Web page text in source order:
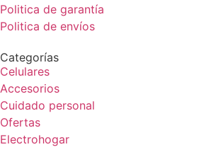
Politica de garantía
Politica de envíos
Categorías
Celulares
Accesorios
Cuidado personal
Ofertas
Electrohogar